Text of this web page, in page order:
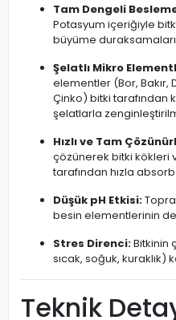
Tam Dengeli
Potasyum içeriğiyle
büyüme
Şelatlı Mikro
elementler (Bor, Bakır,
Çinko) bitki tarafından
şelatlarla
Hızlı ve Tam
çözünerek bitki kökleri
tarafından hızla
Düşük pH Etkisi:
besin elementlerinin de
Stres Direnci:Bitkinin
sıcak, soğuk, kuraklık)
Teknik